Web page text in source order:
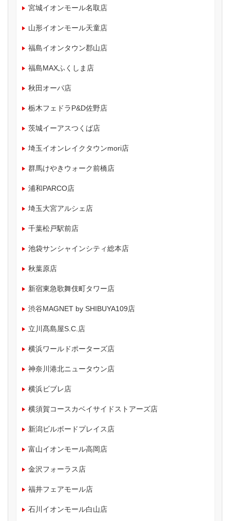
宮城イオンモール名取店
山形イオンモール天童店
福島イオンタウン郡山店
福島MAXふくしま店
秋田オーパ店
栃木フェドラP&D佐野店
茨城イーアスつくば店
埼玉イオンレイクタウンmori店
群馬けやきウォーク前橋店
浦和PARCO店
埼玉大宮アルシェ店
千葉松戸駅前店
池袋サンシャインシティ総本店
秋葉原店
新宿東急歌舞伎町タワー店
渋谷MAGNET by SHIBUYA109店
立川髙島屋S.C.店
横浜ワールドポーターズ店
神奈川港北ニュータウン店
横浜ビブレ店
横須賀コースカベイサイドストアーズ店
新潟ビルボードプレイス店
富山イオンモール高岡店
金沢フォーラス店
福井フェアモール店
石川イオンモール白山店